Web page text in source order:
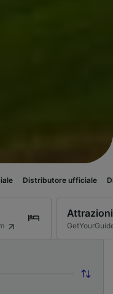
ufficiale Distributore
Attrazioni